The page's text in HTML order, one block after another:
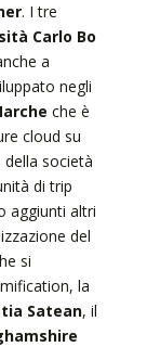
. I tre
Carlo Bo
a
negli
che è
cloud su
della società
di trip
aggiunti altri
del
si
la
Satean, il